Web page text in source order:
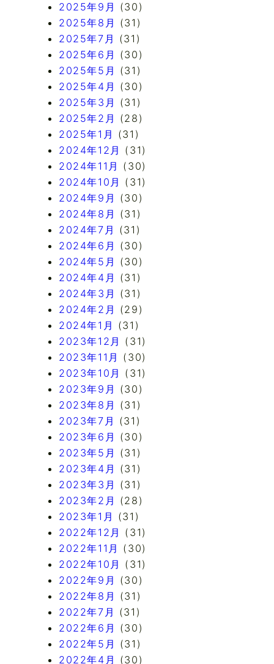
2025年9月 (30)
2025年8月 (31)
2025年7月 (31)
2025年6月 (30)
2025年5月 (31)
2025年4月 (30)
2025年3月 (31)
2025年2月 (28)
2025年1月 (31)
2024年12月 (31)
2024年11月 (30)
2024年10月 (31)
2024年9月 (30)
2024年8月 (31)
2024年7月 (31)
2024年6月 (30)
2024年5月 (30)
2024年4月 (31)
2024年3月 (31)
2024年2月 (29)
2024年1月 (31)
2023年12月 (31)
2023年11月 (30)
2023年10月 (31)
2023年9月 (30)
2023年8月 (31)
2023年7月 (31)
2023年6月 (30)
2023年5月 (31)
2023年4月 (31)
2023年3月 (31)
2023年2月 (28)
2023年1月 (31)
2022年12月 (31)
2022年11月 (30)
2022年10月 (31)
2022年9月 (30)
2022年8月 (31)
2022年7月 (31)
2022年6月 (30)
2022年5月 (31)
2022年4月 (30)